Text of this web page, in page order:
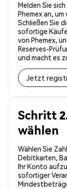
Melden Sie
Phemex an,
Schließen Sie
sofortige
von Phemex,
Reserves-
und macht es
Jetzt
Schritt
wählen
Wählen Sie
Debitkarten,
Ihr Konto
sofortiger